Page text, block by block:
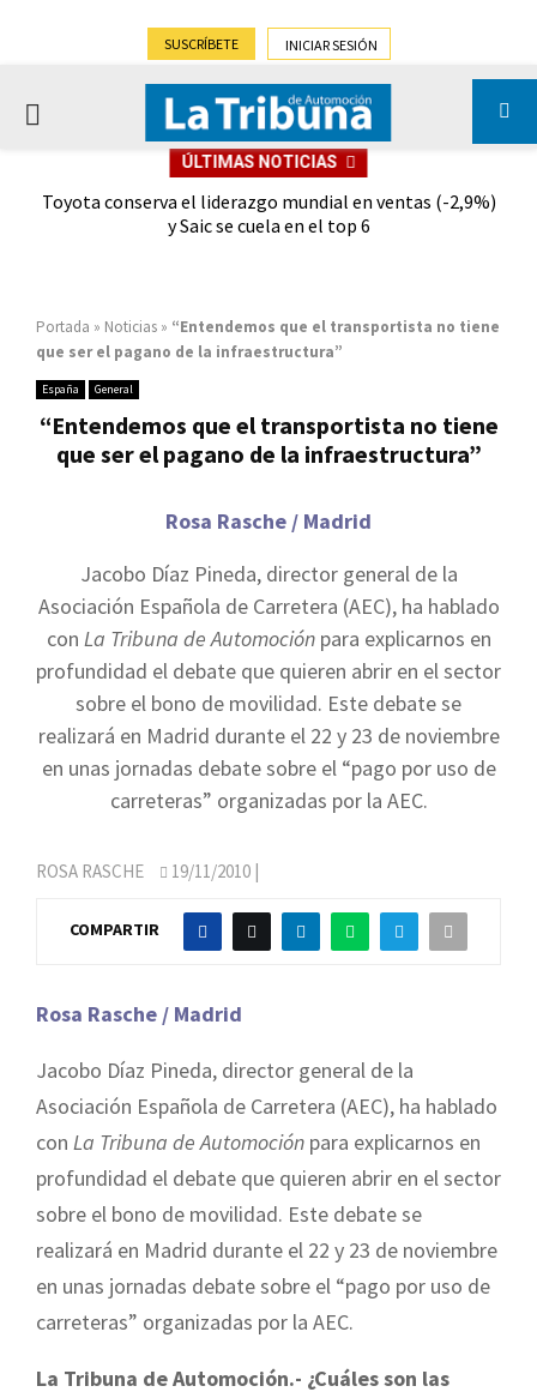
SUSCRÍBETE INICIAR SESIÓN
PRIMARY
ÚLTIMAS NOTICIAS
Toyota conserva el liderazgo mundial en ventas (-2,9%)
y Saic se cuela en el top 6
Portada » Noticias » “Entendemos que el transportista no tiene
que ser el pagano de la infraestructura”
España General
“Entendemos que el transportista no tiene
que ser el pagano de la infraestructura”
Rosa Rasche / Madrid
Jacobo Díaz Pineda, director general de la
Asociación Española de Carretera (AEC), ha hablado
con La Tribuna de Automociónpara explicarnos en
profundidad el debate que quieren abrir en el sector
sobre el bono de movilidad. Este debate se
realizará en Madrid durante el 22 y 23 de noviembre
en unas jornadas debate sobre el “pago por uso de
carreteras” organizadas por la AEC.
ROSA RASCHE 19/11/2010 |
COMPARTIR
Rosa Rasche / Madrid
Jacobo Díaz Pineda, director general de la
Asociación Española de Carretera (AEC), ha hablado
con La Tribuna de Automoción para explicarnos en
profundidad el debate que quieren abrir en el sector
sobre el bono de movilidad. Este debate se
realizará en Madrid durante el 22 y 23 de noviembre
en unas jornadas debate sobre el “pago por uso de
carreteras” organizadas por la AEC.
La Tribuna de Automoción.- ¿Cuáles son las